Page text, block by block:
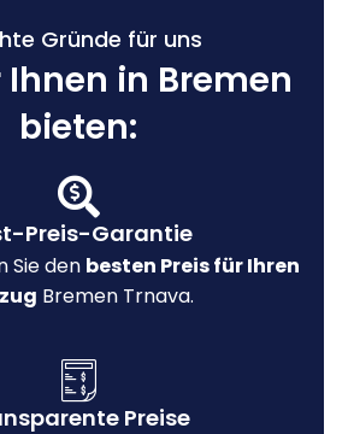
Gründe für uns
in Bremen
bieten:
Preis-Garantie
Sie den besten Preis für Ihren
Bremen Trnava.
Preise